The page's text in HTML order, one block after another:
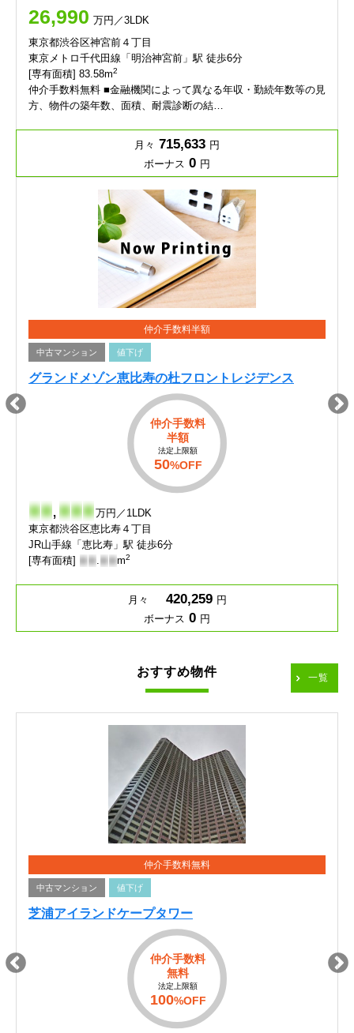
26,990 万円／3LDK
東京都渋谷区神宮前４丁目
東京メトロ千代田線「明治神宮前」駅 徒歩6分
[専有面積] 83.58m2
仲介手数料無料 ■金融機関によって異なる年収・勤続年数等の見
方、物件の築年数、面積、耐震診断の結…
月々 715,633 円
ボーナス 0 円
仲介手数料半額
中古マンション 値下げ
グランドメゾン恵比寿の杜フロントレジデンス
仲介手数料
半額
法定上限額
50%OFF
- - ,- - - 万円／1LDK
東京都渋谷区恵比寿４丁目
JR山手線「恵比寿」駅 徒歩6分
[専有面積] - - .- - m2
月々 420,259 円
ボーナス 0 円
おすすめ物件 一覧
仲介手数料無料
中古マンション 値下げ
芝浦アイランドケープタワー
仲介手数料
無料
法定上限額
100%OFF